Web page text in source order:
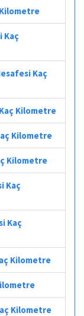
Kilometre
Kaç
Kaç
Kaç Kilometre
Kilometre
Kilometre
Kaç
Kaç
Kilometre
Kilometre